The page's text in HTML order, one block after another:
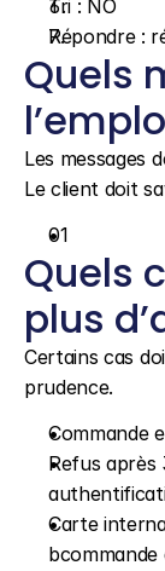
Tri : NO
Répondre :
Quels
Les messages
Le client doit
01
Quels
plus
Certains cas
prudence.
Commande
Refus après
Carte